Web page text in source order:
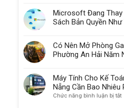
Microsoft Đang Thay
Sách Bản Quyền
Có Nên Mở Phòng
Phường An Hải Năm
Máy Tính Cho Kế
Nẵng Cần Bao Nhiêu
Chức năng bình luận bị tắtở